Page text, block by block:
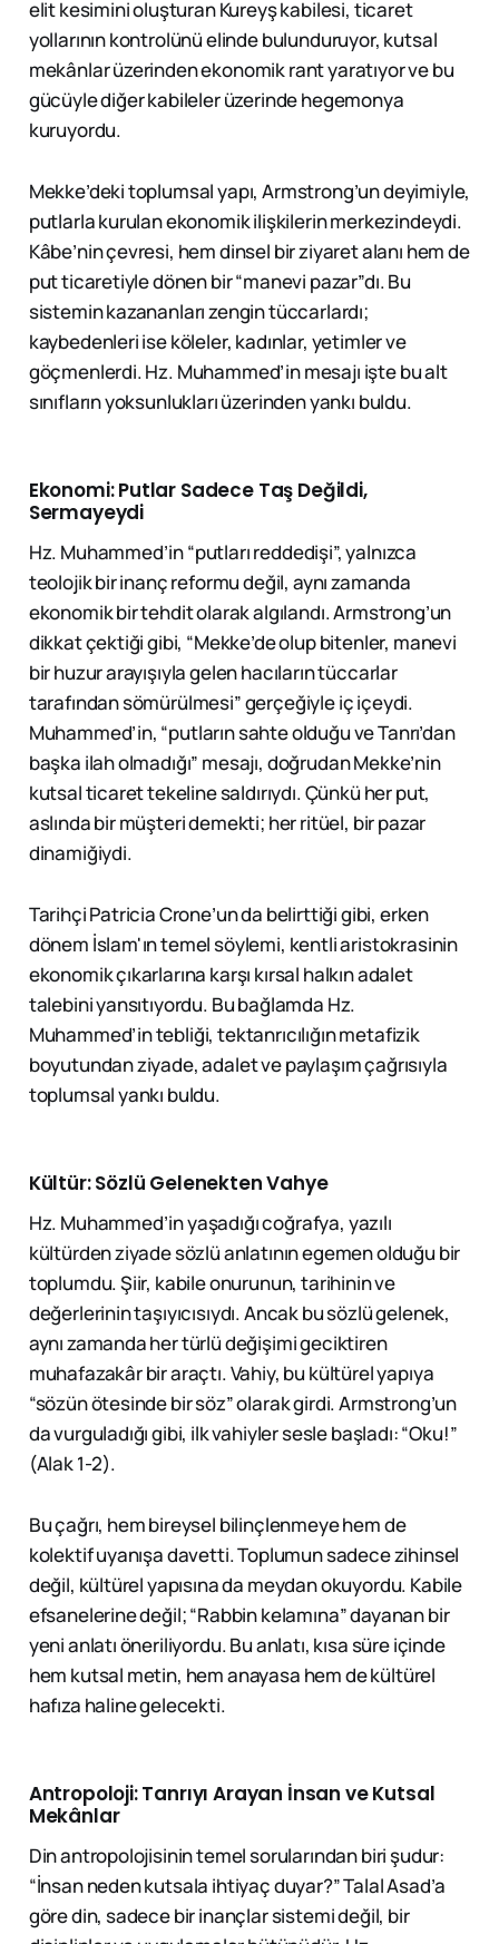
elit kesimini oluşturan Kureyş kabilesi, ticaret
yollarının kontrolünü elinde bulunduruyor, kutsal
mekânlar üzerinden ekonomik rant yaratıyor ve bu
gücüyle diğer kabileler üzerinde hegemonya
kuruyordu.
Mekke’deki toplumsal yapı, Armstrong’un deyimiyle,
putlarla kurulan ekonomik ilişkilerin merkezindeydi.
Kâbe’nin çevresi, hem dinsel bir ziyaret alanı hem de
put ticaretiyle dönen bir “manevi pazar”dı. Bu
sistemin kazananları zengin tüccarlardı;
kaybedenleri ise köleler, kadınlar, yetimler ve
göçmenlerdi. Hz. Muhammed’in mesajı işte bu alt
sınıfların yoksunlukları üzerinden yankı buldu.
Ekonomi: Putlar Sadece Taş Değildi,
Sermayeydi
Hz. Muhammed’in “putları reddedişi”, yalnızca
teolojik bir inanç reformu değil, aynı zamanda
ekonomik bir tehdit olarak algılandı. Armstrong’un
dikkat çektiği gibi, “Mekke’de olup bitenler, manevi
bir huzur arayışıyla gelen hacıların tüccarlar
tarafından sömürülmesi” gerçeğiyle iç içeydi.
Muhammed’in, “putların sahte olduğu ve Tanrı’dan
başka ilah olmadığı” mesajı, doğrudan Mekke’nin
kutsal ticaret tekeline saldırıydı. Çünkü her put,
aslında bir müşteri demekti; her ritüel, bir pazar
dinamiğiydi.
Tarihçi Patricia Crone’un da belirttiği gibi, erken
dönem İslam'ın temel söylemi, kentli aristokrasinin
ekonomik çıkarlarına karşı kırsal halkın adalet
talebini yansıtıyordu. Bu bağlamda Hz.
Muhammed’in tebliği, tektanrıcılığın metafizik
boyutundan ziyade, adalet ve paylaşım çağrısıyla
toplumsal yankı buldu.
Kültür: Sözlü Gelenekten Vahye
Hz. Muhammed’in yaşadığı coğrafya, yazılı
kültürden ziyade sözlü anlatının egemen olduğu bir
toplumdu. Şiir, kabile onurunun, tarihinin ve
değerlerinin taşıyıcısıydı. Ancak bu sözlü gelenek,
aynı zamanda her türlü değişimi geciktiren
muhafazakâr bir araçtı. Vahiy, bu kültürel yapıya
“sözün ötesinde bir söz” olarak girdi. Armstrong’un
da vurguladığı gibi, ilk vahiyler sesle başladı: “Oku!”
(Alak 1-2).
Bu çağrı, hem bireysel bilinçlenmeye hem de
kolektif uyanışa davetti. Toplumun sadece zihinsel
değil, kültürel yapısına da meydan okuyordu. Kabile
efsanelerine değil; “Rabbin kelamına” dayanan bir
yeni anlatı öneriliyordu. Bu anlatı, kısa süre içinde
hem kutsal metin, hem anayasa hem de kültürel
hafıza haline gelecekti.
Antropoloji: Tanrıyı Arayan İnsan ve Kutsal
Mekânlar
Din antropolojisinin temel sorularından biri şudur:
“İnsan neden kutsala ihtiyaç duyar?” Talal Asad’a
göre din, sadece bir inançlar sistemi değil, bir